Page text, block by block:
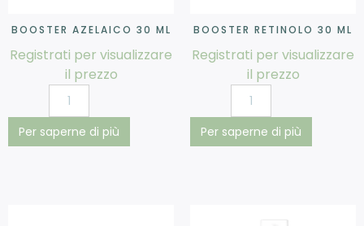
BOOSTER AZELAICO 30 ML
Registrati per visualizzare
il prezzo
Per saperne di più
BOOSTER RETINOLO 30 ML
Registrati per visualizzare
il prezzo
Per saperne di più